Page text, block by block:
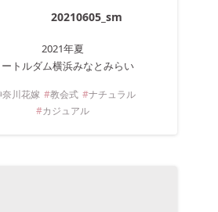
20210605_sm
2021年夏
ートルダム横浜みなとみらい
川花嫁 教会式
ナチュラル
カジュアル